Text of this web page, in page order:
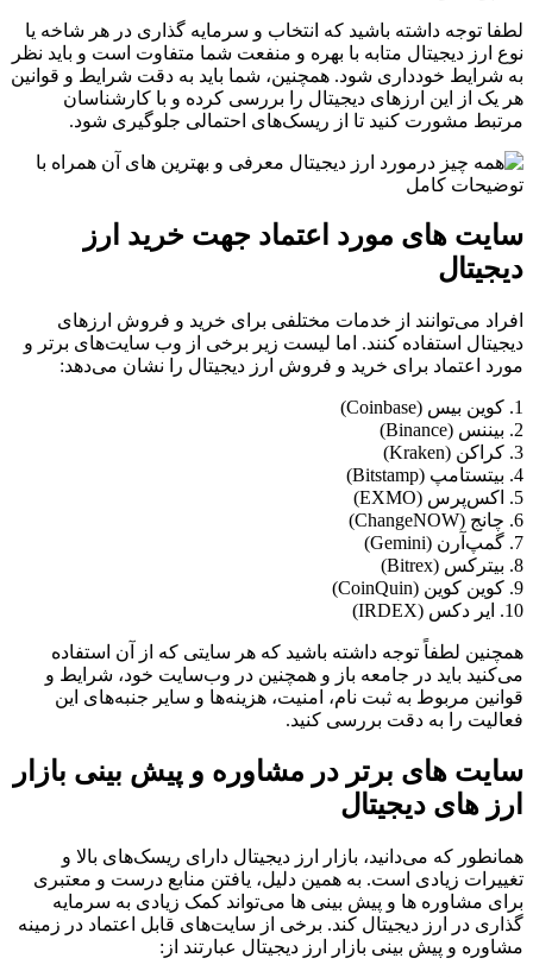
لطفا توجه داشته باشید که انتخاب و سرمایه گذاری در هر شاخه یا
نوع ارز دیجیتال متابه با بهره و منفعت شما متفاوت است و باید نظر
به شرایط خودداری شود. همچنین، شما باید به دقت شرایط و قوانین
هر یک از این ارزهای دیجیتال را بررسی کرده و با کارشناسان
مرتبط مشورت کنید تا از ریسک‌های احتمالی جلوگیری شود.
سایت های مورد اعتماد جهت خرید ارز
دیجیتال
افراد می‌توانند از خدمات مختلفی برای خرید و فروش ارزهای
دیجیتال استفاده کنند. اما لیست زیر برخی از وب‌ سایت‌های برتر و
مورد اعتماد برای خرید و فروش ارز دیجیتال را نشان می‌دهد:
1. کوین بیس (Coinbase)
2. بیننس (Binance)
3. کراکن (Kraken)
4. بیتستامپ (Bitstamp)
5. اکس‌پرس (EXMO)
6. چانج (ChangeNOW)
7. گمپ‌آرن (Gemini)
8. بیترکس (Bitrex)
9. کوین کوین (CoinQuin)
10. ایر دکس (IRDEX)
همچنین لطفاً توجه داشته باشید که هر سایتی که از آن استفاده
می‌کنید باید در جامعه باز و همچنین در وب‌سایت خود، شرایط و
قوانین مربوط به ثبت نام، امنیت، هزینه‌ها و سایر جنبه‌های این
فعالیت را به دقت بررسی کنید.
سایت های برتر در مشاوره و پیش بینی بازار
ارز های دیجیتال
همانطور که می‌دانید، بازار ارز دیجیتال دارای ریسک‌های بالا و
تغییرات زیادی است. به همین دلیل، یافتن منابع درست و معتبری
برای مشاوره ها و پیش بینی ها می‌تواند کمک زیادی به سرمایه
گذاری در ارز دیجیتال کند. برخی از سایت‌های قابل اعتماد در زمینه
مشاوره و پیش بینی بازار ارز دیجیتال عبارتند از: